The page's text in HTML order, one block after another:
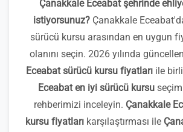
Çanakkale Eceabat şehrinde
istiyorsunuz? Çanakkale
sürücü kursu arasından en uygun
olanını seçin. 2026 yılında
Eceabat sürücü kursu fiyatları ile
Eceabat en iyi sürücü kursu
rehberimizi inceleyin. Çanakkale
kursu fiyatları karşılaştırması ile